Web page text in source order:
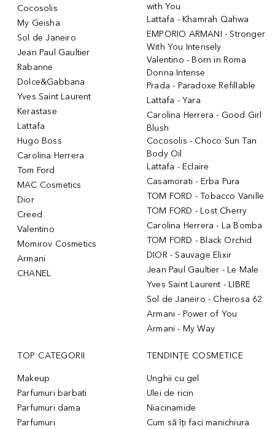
Cocosolis
My Geisha
Sol de Janeiro
Jean Paul Gaultier
Rabanne
Dolce&Gabbana
Yves Saint Laurent
Kerastase
Lattafa
Hugo Boss
Carolina Herrera
Tom Ford
MAC Cosmetics
Dior
Creed
Valentino
Momirov Cosmetics
Armani
CHANEL
with You
Lattafa - Khamrah Qahwa
EMPORIO ARMANI - Stronger
With You Intensely
Valentino - Born in Roma
Donna Intense
Prada - Paradoxe Refillable
Lattafa - Yara
Carolina Herrera - Good Girl
Blush
Cocosolis - Choco Sun Tan
Body Oil
Lattafa - Eclaire
Casamorati - Erba Pura
TOM FORD - Tobacco Vanille
TOM FORD - Lost Cherry
Carolina Herrera - La Bomba
TOM FORD - Black Orchid
DIOR - Sauvage Elixir
Jean Paul Gaultier - Le Male
Yves Saint Laurent - LIBRE
Sol de Janeiro - Cheirosa 62
Armani - Power of You
Armani - My Way
TOP CATEGORII
Makeup
Parfumuri barbati
Parfumuri dama
Parfumuri
TENDINȚE COSMETICE
Unghii cu gel
Ulei de ricin
Niacinamide
Cum să îți faci manichiura